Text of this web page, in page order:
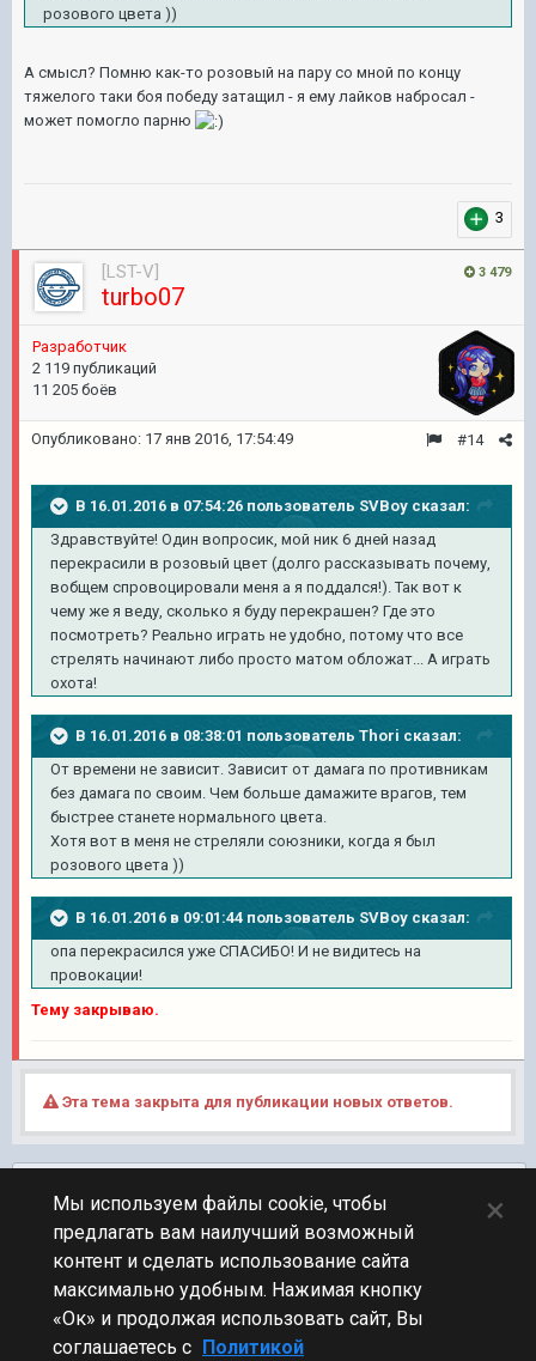
розового цвета ))
А смысл? Помню как-то розовый на пару со мной по концу
тяжелого таки боя победу затащил - я ему лайков набросал -
может помогло парню
3
3 479
[LST-V]
turbo07
Разработчик
2 119 публикаций
11 205 боёв
#14
Опубликовано: 17 янв 2016, 17:54:49
В 16.01.2016 в 07:54:26 пользователь SVBoy сказал:
Здравствуйте! Один вопросик, мой ник 6 дней назад
перекрасили в розовый цвет (долго рассказывать почему,
вобщем спровоцировали меня а я поддался!). Так вот к
чему же я веду, сколько я буду перекрашен? Где это
посмотреть? Реально играть не удобно, потому что все
стрелять начинают либо просто матом обложат... А играть
охота!
В 16.01.2016 в 08:38:01 пользователь Thori сказал:
От времени не зависит. Зависит от дамага по противникам
без дамага по своим. Чем больше дамажите врагов, тем
быстрее станете нормального цвета.
Хотя вот в меня не стреляли союзники, когда я был
розового цвета ))
В 16.01.2016 в 09:01:44 пользователь SVBoy сказал:
опа перекрасился уже СПАСИБО! И не видитесь на
провокации!
Тему закрываю.
Эта тема закрыта для публикации новых ответов.
ПЕРЕЙТИ К СПИСКУ ТЕМ
Обсуждение Мира Кораблей
Мы используем файлы cookie, чтобы
предлагать вам наилучший возможный
контент и сделать использование сайта
максимально удобным. Нажимая кнопку
«Ок» и продолжая использовать сайт, Вы
соглашаетесь с Политикой
×